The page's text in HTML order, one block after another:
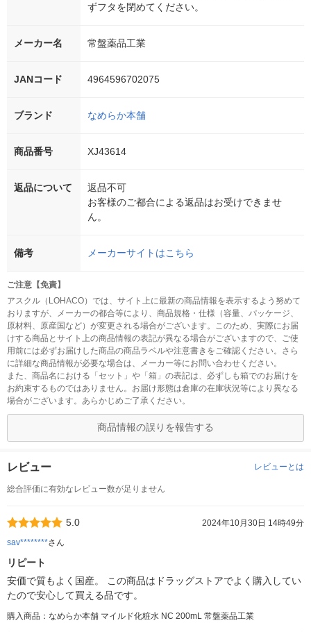
ずフタを閉めてください。
メーカー名 常盤薬品工業
JANコード 4964596702075
ブランド なめらか本舗
商品番号 XJ43614
返品について
返品不可
お客様のご都合による返品はお受けできませ
ん。
備考 メーカーサイトはこちら
ご注意【免責】
アスクル（LOHACO）では、サイト上に最新の商品情報を表示するよう努めて
おりますが、メーカーの都合等により、商品規格・仕様（容量、パッケージ、
原材料、原産国など）が変更される場合がございます。このため、実際にお届
けする商品とサイト上の商品情報の表記が異なる場合がございますので、ご使
用前には必ずお届けした商品の商品ラベルや注意書きをご確認ください。さら
に詳細な商品情報が必要な場合は、メーカー等にお問い合わせください。
また、商品名における「セット」や「箱」の表記は、必ずしも箱でのお届けを
お約束するものではありません。お届け形態は倉庫の在庫状況等により異なる
場合がございます。あらかじめご了承ください。
商品情報の誤りを報告する
レビュー レビューとは
総合評価に有効なレビュー数が足りません
5.0
2024年10月30日 14時49分
sav********さん
リピート
安価で質もよく国産。 この商品はドラッグストアでよく購入してい
たので安心して買える品です。
購入商品：なめらか本舗 マイルド化粧水 NC 200mL 常盤薬品工業